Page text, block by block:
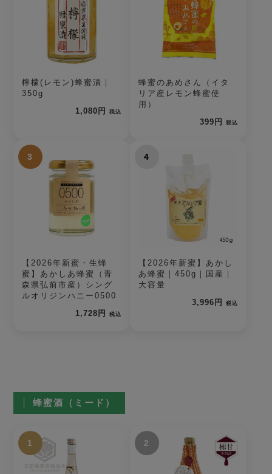
檸檬(レモン)蜂蜜漬｜
350g
1,080円
税込
蜂蜜のあめさん（イタ
リア産レモン蜂蜜使
用）
399円
税込
3
【2026年新蜜・生蜂
蜜】あかしあ蜂蜜（青
森県弘前市産）シング
ルオリジンハニー0500
1,728円
税込
4
【2026年新蜜】あかし
あ蜂蜜｜450g｜国産｜
大容量
3,996円
税込
蜂蜜酒（ミード）
1 2